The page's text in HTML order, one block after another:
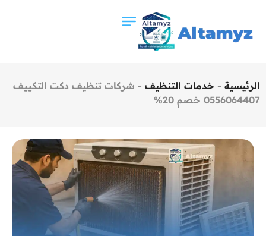
الرئيسية - خدمات التنظيف - شركات تنظيف دكت التكييف
0556064407 خصم 20%